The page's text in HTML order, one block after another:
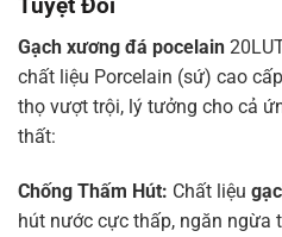
Tuyệt Đối
Gạch xương đá pocelain
chất liệu Porcelain (sứ) cao
thọ vượt trội, lý tưởng cho cả
thất:
Chống Thấm Hút: Chất liệu
hút nước cực thấp, ngăn ngừa